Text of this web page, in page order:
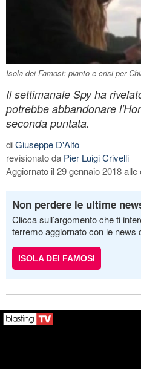
Isola dei Famosi: pianto e crisi per
Il settimanale Spy ha
potrebbe abbandonare
seconda puntata.
diGiuseppe D'Alto
revisionato da Pier Luigi Crivelli
Aggiornato il 29 gennaio 2018 alle
Non perdere le ultime
Clicca sull’argomento che ti
terremo aggiornato con le news
ISOLA DEI FAMOSI